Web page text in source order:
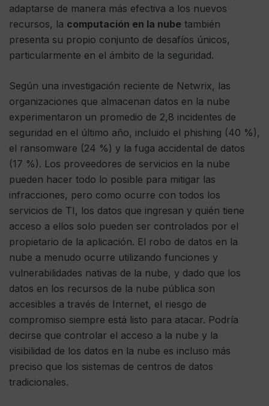
adaptarse de manera más efectiva a los nuevos
recursos, la computación en la nube también
presenta su propio conjunto de desafíos únicos,
particularmente en el ámbito de la seguridad.
Según una investigación reciente de Netwrix, las
organizaciones que almacenan datos en la nube
experimentaron un promedio de 2,8 incidentes de
seguridad en el último año, incluido el phishing (40 %),
el ransomware (24 %) y la fuga accidental de datos
(17 %). Los proveedores de servicios en la nube
pueden hacer todo lo posible para mitigar las
infracciones, pero como ocurre con todos los
servicios de TI, los datos que ingresan y quién tiene
acceso a ellos solo pueden ser controlados por el
propietario de la aplicación. El robo de datos en la
nube a menudo ocurre utilizando funciones y
vulnerabilidades nativas de la nube, y dado que los
datos en los recursos de la nube pública son
accesibles a través de Internet, el riesgo de
compromiso siempre está listo para atacar. Podría
decirse que controlar el acceso a la nube y la
visibilidad de los datos en la nube es incluso más
preciso que los sistemas de centros de datos
tradicionales.